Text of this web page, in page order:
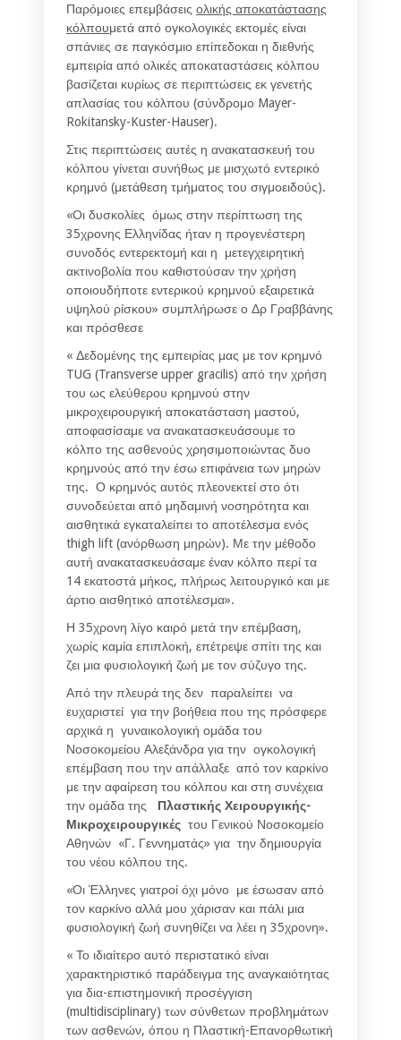
Παρόμοιες επεμβάσεις ολικής αποκατάστασης
κόλπουμετά από ογκολογικές εκτομές είναι
σπάνιες σε παγκόσμιο επίπεδοκαι η διεθνής
εμπειρία από ολικές αποκαταστάσεις κόλπου
βασίζεται κυρίως σε περιπτώσεις εκ γενετής
απλασίας του κόλπου (σύνδρομο Mayer-
Rokitansky-Kuster-Hauser).
Στις περιπτώσεις αυτές η ανακατασκευή του
κόλπου γίνεται συνήθως με μισχωτό εντερικό
κρημνό (μετάθεση τμήματος του σιγμοειδούς).
«Οι δυσκολίες όμως στην περίπτωση της
35χρονης Ελληνίδας ήταν η προγενέστερη
συνοδός εντερεκτομή και η μετεγχειρητική
ακτινοβολία που καθιστούσαν την χρήση
οποιουδήποτε εντερικού κρημνού εξαιρετικά
υψηλού ρίσκου» συμπλήρωσε ο Δρ Γραββάνης
και πρόσθεσε
« Δεδομένης της εμπειρίας μας με τον κρημνό
TUG (Transverse upper gracilis) από την χρήση
του ως ελεύθερου κρημνού στην
μικροχειρουργική αποκατάσταση μαστού,
αποφασίσαμε να ανακατασκευάσουμε το
κόλπο της ασθενούς χρησιμοποιώντας δυο
κρημνούς από την έσω επιφάνεια των μηρών
της. Ο κρημνός αυτός πλεονεκτεί στο ότι
συνοδεύεται από μηδαμινή νοσηρότητα και
αισθητικά εγκαταλείπει το αποτέλεσμα ενός
thigh lift (ανόρθωση μηρών). Με την μέθοδο
αυτή ανακατασκευάσαμε έναν κόλπο περί τα
14 εκατοστά μήκος, πλήρως λειτουργικό και με
άρτιο αισθητικό αποτέλεσμα».
Η 35χρονη λίγο καιρό μετά την επέμβαση,
χωρίς καμία επιπλοκή, επέτρεψε σπίτι της και
ζει μια φυσιολογική ζωή με τον σύζυγο της.
Από την πλευρά της δεν παραλείπει να
ευχαριστεί για την βοήθεια που της πρόσφερε
αρχικά η γυναικολογική ομάδα του
Νοσοκομείου Αλεξάνδρα για την ογκολογική
επέμβαση που την απάλλαξε από τον καρκίνο
με την αφαίρεση του κόλπου και στη συνέχεια
την ομάδα της Πλαστικής Χειρουργικής-
Μικροχειρουργικές του Γενικού Νοσοκομείο
Αθηνών «Γ. Γεννηματάς» για την δημιουργία
του νέου κόλπου της.
«Οι Έλληνες γιατροί όχι μόνο με έσωσαν από
τον καρκίνο αλλά μου χάρισαν και πάλι μια
φυσιολογική ζωή συνηθίζει να λέει η 35χρονη».
« Το ιδιαίτερο αυτό περιστατικό είναι
χαρακτηριστικό παράδειγμα της αναγκαιότητας
για δια-επιστημονική προσέγγιση
(multidisciplinary) των σύνθετων προβλημάτων
των ασθενών, όπου η Πλαστική-Επανορθωτική